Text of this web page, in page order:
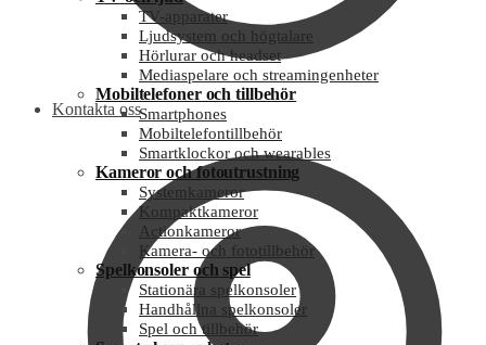
Kontakta oss
TV-apparater
Ljudsystem och högtalare
Hörlurar och headset
Mediaspelare och streamingenheter
Mobiltelefoner och tillbehör
Smartphones
Mobiltelefontillbehör
Smartklockor och wearables
Kameror och fotoutrustning
Systemkameror
Kompaktkameror
Actionkameror
Kamera- och fototillbehör
Spelkonsoler och spel
Stationära spelkonsoler
Handhållna spelkonsoler
Spel och tillbehör